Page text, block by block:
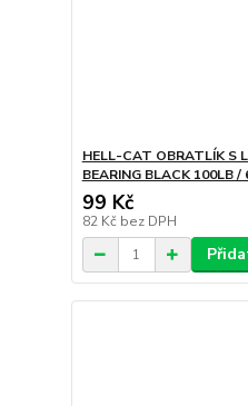
HELL-CAT OBRATLÍK S
BEARING BLACK 100LB /
99 Kč
82 Kč bez DPH